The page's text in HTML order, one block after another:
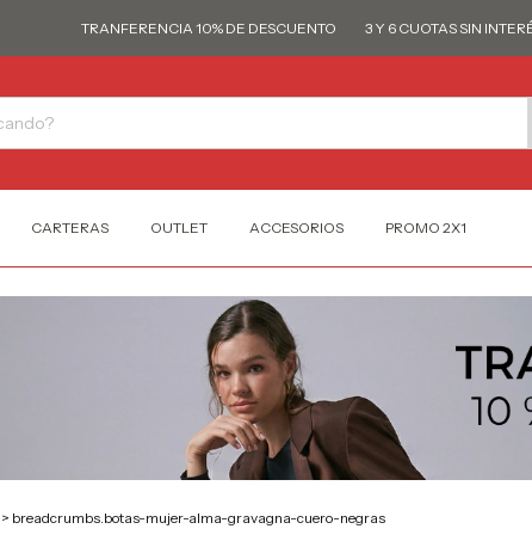
TRANFERENCIA 10% DE DESCUENTO 3 Y 6 CUOTAS SIN INTERÉS
CARTERAS OUTLET ACCESORIOS PROMO 2X1
> breadcrumbs.botas-mujer-alma-gravagna-cuero-negras